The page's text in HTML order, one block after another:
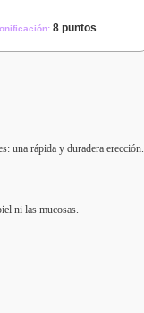
8 puntos
una rápida y duradera erección.
ni las mucosas.